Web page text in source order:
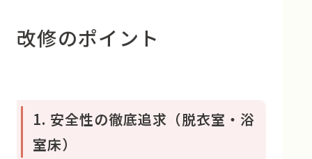
改修のポイント
1. 安全性の徹底追求（脱衣室・浴
室床）